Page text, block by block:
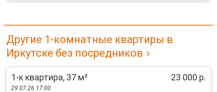
Другие 1-комнатные квартиры в
Иркутске без посредников
1-к квартира, 37 м² 23 000 р.
29.07.26 17:00